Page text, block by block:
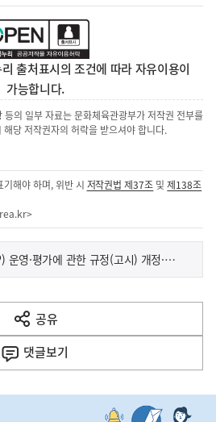
출처표시의 조건에 따라 자유이용이
가능합니다.
의 일부 자료는 문화체육관광부가 저작권 전부를
당 저작권자의 허락을 받으셔야 합니다.
해야 하며, 위반 시 저작권법 제37조 및제138조
>
공정거래 자율준수(CP) 운영·평가에 관한 규정(고시) 개정·시행
공유
열
기
댓글보기